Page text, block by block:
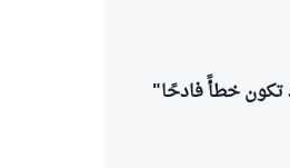
تكون خطأً فادحًا"